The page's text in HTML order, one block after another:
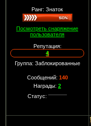
Ранг: Знаток
Посмотреть снаряжение
пользователя
Репутация:
4
Группа: Заблокированные
Сообщений: 140
Награды: 2
Статус: